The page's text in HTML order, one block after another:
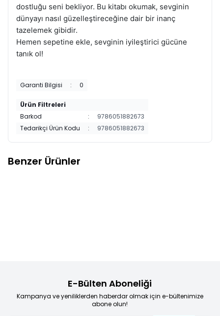
dostluğu seni bekliyor. Bu kitabı okumak, sevginin
dünyayı nasıl güzelleştireceğine dair bir inanç
tazelemek gibidir.
Hemen sepetine ekle, sevginin iyileştirici gücüne
tanık ol!
Garanti Bilgisi : 0
Ürün Filtreleri
Barkod
:
9786051882673
Tedarikçi Ürün Kodu
: 9786051882673
Benzer Ürünler
E-Bülten Aboneliği
Kampanya ve yeniliklerden haberdar olmak için e-bültenimize
abone olun!